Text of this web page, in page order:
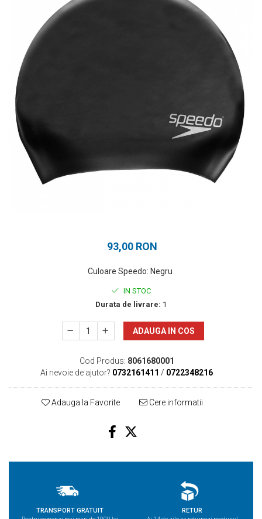
Accesorii inot
Genti si rucsacuri
Tricouri, pantaloni, bluze
Costume profesionale inot
93,00 RON
Culoare Speedo: Negru
IN STOC
Durata de livrare: 1
ADAUGA IN COS
Cod Produs: 8061680001
Ai nevoie de ajutor? 0732161411 / 0722348216
Adauga la Favorite Cere informatii
TRANSPORT GRATUIT RETUR